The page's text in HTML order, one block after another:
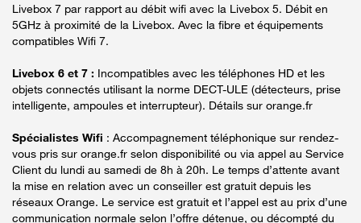
Livebox 7 par rapport au débit wifi avec la Livebox 5. Débit en
5GHz à proximité de la Livebox. Avec la fibre et équipements
compatibles Wifi 7.
Livebox 6 et 7 : Incompatibles avec les téléphones HD et les
objets connectés utilisant la norme DECT-ULE (détecteurs, prise
intelligente, ampoules et interrupteur). Détails sur orange.fr
Spécialistes Wifi : Accompagnement téléphonique sur rendez-
vous pris sur orange.fr selon disponibilité ou via appel au Service
Client du lundi au samedi de 8h à 20h. Le temps d’attente avant
la mise en relation avec un conseiller est gratuit depuis les
réseaux Orange. Le service est gratuit et l’appel est au prix d’une
communication normale selon l’offre détenue, ou décompté du